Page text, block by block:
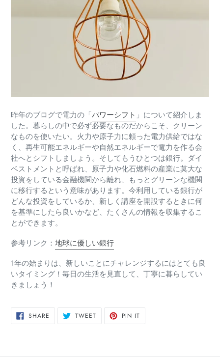
昨年のブログで電力の「パワーシフト 」について紹介しま
した。暮らしの中で必ず必要なものだからこそ、クリーン
なものを使いたい。火力や原子力に頼った電力供給ではな
く、再生可能エネルギーや自然エネルギーで電力を作る会
社へとシフトしましょう。そしてもうひとつは銀行。ダイ
ベストメントと呼ばれ、原子力や化石燃料の産業に莫大な
投資をしている金融機関から離れ、もっとグリーンな機関
に移行するという意味があります。今利用している銀行が
どんな投資をしているか、新しく講座を開設するときに何
を基準にしたら良いかなど、たくさんの情報を収集するこ
とができます。
参考リンク： 地球に優しい銀行
1年の始まりは、新しいことにチャレンジするにはとても良
いタイミング！毎日の生活を見直して、丁寧に暮らしてい
きましょう！
SHARE SHARE TWEETTWEET PIN IT